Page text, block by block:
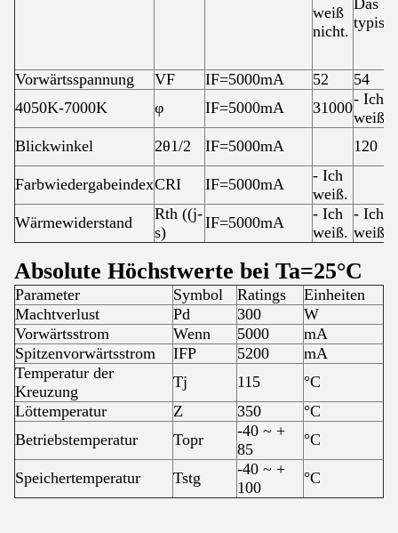
weiß
nicht.
Das ist
Vorwärtsspannung VF IF=5000mA 52
54
4050K-7000K
φ IF=5000mA 31000- Ich
weiß.
Blickwinkel
2θ1/2 IF=5000mA 120
FarbwiedergabeindexCRI IF=5000mA
- Ich
weiß.
Wärmewiderstand
Rth ((j-
s)
IF=5000mA
- Ich
weiß.
- Ich
weiß.
Absolute Höchstwerte bei Ta=25°C
Parameter Symbol Ratings
Einheiten
Machtverlust
Pd 300
W
Vorwärtsstrom
Wenn 5000
mA
Spitzenvorwärtsstrom
IFP 5200
mA
Temperatur der
Kreuzung
Tj 115
°C
Löttemperatur
Z 350
°C
Betriebstemperatur
Topr
-40 ~ +
85
°C
Speichertemperatur Tstg
-40 ~ +
100
°C